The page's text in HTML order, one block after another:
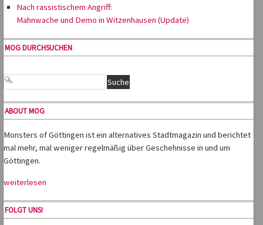
Nach rassistischem Angriff:
Mahnwache und Demo in Witzenhausen (Update)
MOG DURCHSUCHEN
ABOUT MOG
Monsters of Göttingen ist ein alternatives Stadtmagazin und berichtet
mal mehr, mal weniger regelmäßig über Geschehnisse in und um
Göttingen.
weiterlesen
FOLGT UNS!